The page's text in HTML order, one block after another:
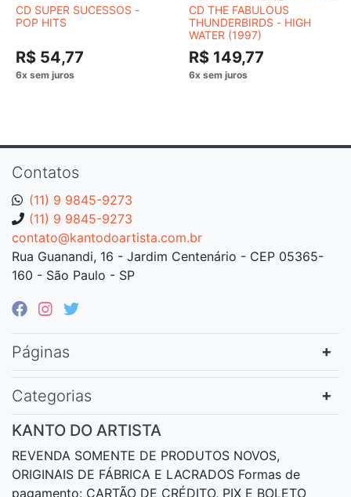
CD SUPER SUCESSOS -
POP HITS
R$ 54,77
CD THE FABULOUS
THUNDERBIRDS - HIGH
WATER (1997)
R$ 149,77
Contatos
(11) 9 9845-9273
(11) 9 9845-9273
contato@kantodoartista.com.br
Rua Guanandi, 16 - Jardim Centenário - CEP 05365-
160 - São Paulo - SP
Páginas
Categorias
KANTO DO ARTISTA
REVENDA SOMENTE DE PRODUTOS NOVOS,
ORIGINAIS DE FÁBRICA E LACRADOS Formas de
pagamento: CARTÃO DE CRÉDITO, PIX E BOLETO